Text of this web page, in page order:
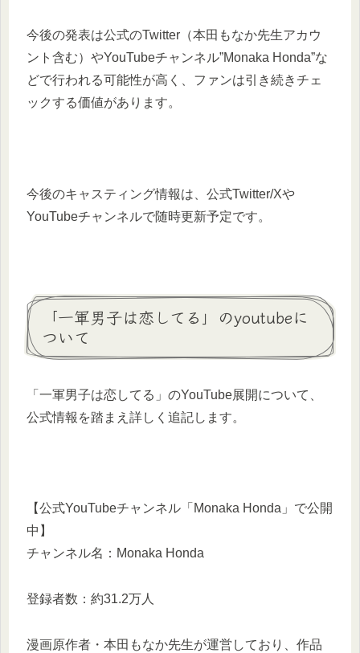
今後の発表は公式のTwitter（本田もなか先生アカウ
ント含む）やYouTubeチャンネル”Monaka Honda”な
どで行われる可能性が高く、ファンは引き続きチェ
ックする価値があります。
今後のキャスティング情報は、公式Twitter/Xや
YouTubeチャンネルで随時更新予定です。
「一軍男子は恋してる」のyoutubeに
ついて
「一軍男子は恋してる」のYouTube展開について、
公式情報を踏まえ詳しく追記します。
【公式YouTubeチャンネル「Monaka Honda」で公開
中】
チャンネル名：Monaka Honda
登録者数：約31.2万人
漫画原作者・本田もなか先生が運営しており、作品